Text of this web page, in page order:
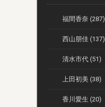
福間香奈 (287)
西山朋佳 (137)
清水市代 (51)
上田初美 (38)
香川愛生 (20)